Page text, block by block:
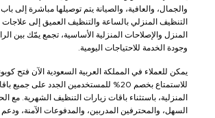
والجمال، والعافية، والصيانة يتم توصيلها مباشرة إلى
التنظيف المنزلي بالساعة والتنظيف العميق إلى
المنزل والإصلاحات المنزلية الأساسية، تجمع يمّك بين
وجودة الخدمة للاحتياجات اليومية.
يمكن للعملاء في المملكة العربية السعودية الآن فتح
للاستمتاع بخصم 20% للمستخدمين الجدد على
المنزلية، باستثناء باقات زيارات التنظيف الشهرية. مع
السهل، والمحترفين المدربين، والمدفوعات الآمنة، ودعم